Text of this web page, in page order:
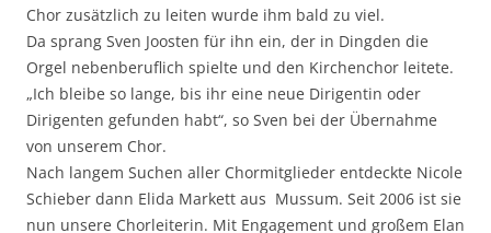
Chor zusätzlich zu leiten wurde ihm bald zu viel.
Da sprang Sven Joosten für ihn ein, der in Dingden die
Orgel nebenberuflich spielte und den Kirchenchor leitete.
„Ich bleibe so lange, bis ihr eine neue Dirigentin oder
Dirigenten gefunden habt“, so Sven bei der Übernahme
von unserem Chor.
Nach langem Suchen aller Chormitglieder entdeckte Nicole
Schieber dann Elida Markett aus Mussum. Seit 2006 ist sie
nun unsere Chorleiterin. Mit Engagement und großem Elan